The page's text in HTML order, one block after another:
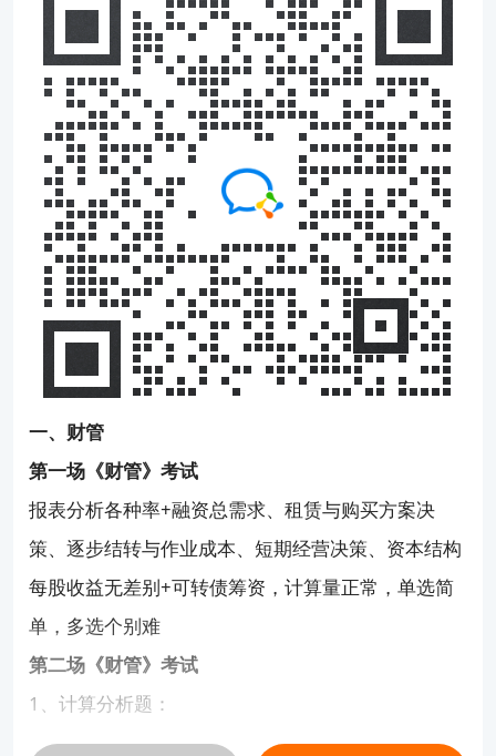
一、财管
第一场《财管》考试
报表分析各种率+融资总需求、租赁与购买方案决
策、逐步结转与作业成本、短期经营决策、资本结构
每股收益无差别+可转债筹资，计算量正常，单选简
单，多选个别难
第二场《财管》考试
1、计算分析题：
可转债底线价值哥纯债款价值的计算；算股权资本成